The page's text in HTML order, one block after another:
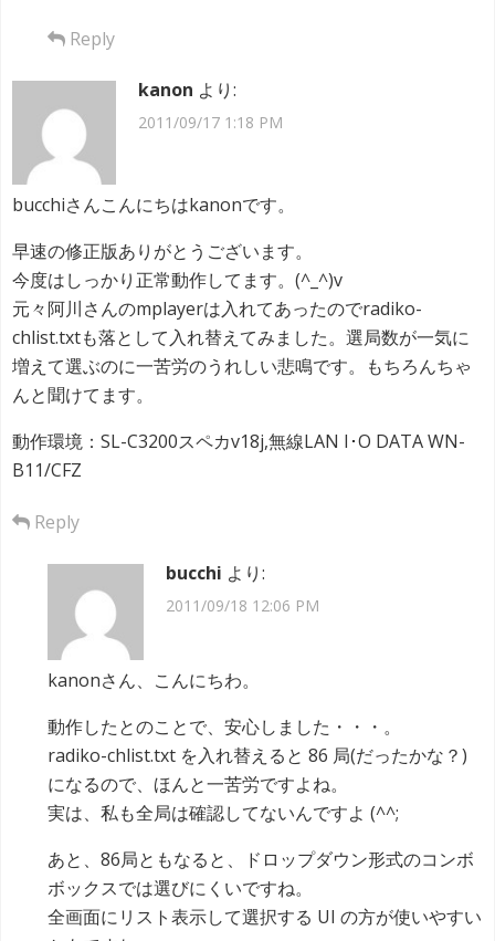
Reply
kanon より:
2011/09/17 1:18 PM
bucchiさんこんにちはkanonです。
早速の修正版ありがとうございます。
今度はしっかり正常動作してます。(^_^)v
元々阿川さんのmplayerは入れてあったのでradiko-
chlist.txtも落として入れ替えてみました。選局数が一気に
増えて選ぶのに一苦労のうれしい悲鳴です。もちろんちゃ
んと聞けてます。
動作環境：SL-C3200スペカv18j,無線LAN I･O DATA WN-
B11/CFZ
Reply
bucchi より:
2011/09/18 12:06 PM
kanonさん、こんにちわ。
動作したとのことで、安心しました・・・。
radiko-chlist.txt を入れ替えると 86 局(だったかな？)
になるので、ほんと一苦労ですよね。
実は、私も全局は確認してないんですよ (^^;
あと、86局ともなると、ドロップダウン形式のコンボ
ボックスでは選びにくいですね。
全画面にリスト表示して選択する UI の方が使いやすい